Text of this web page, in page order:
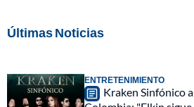
Últimas Noticias
ENTRETENIMIENTO
Kraken Sinfónico